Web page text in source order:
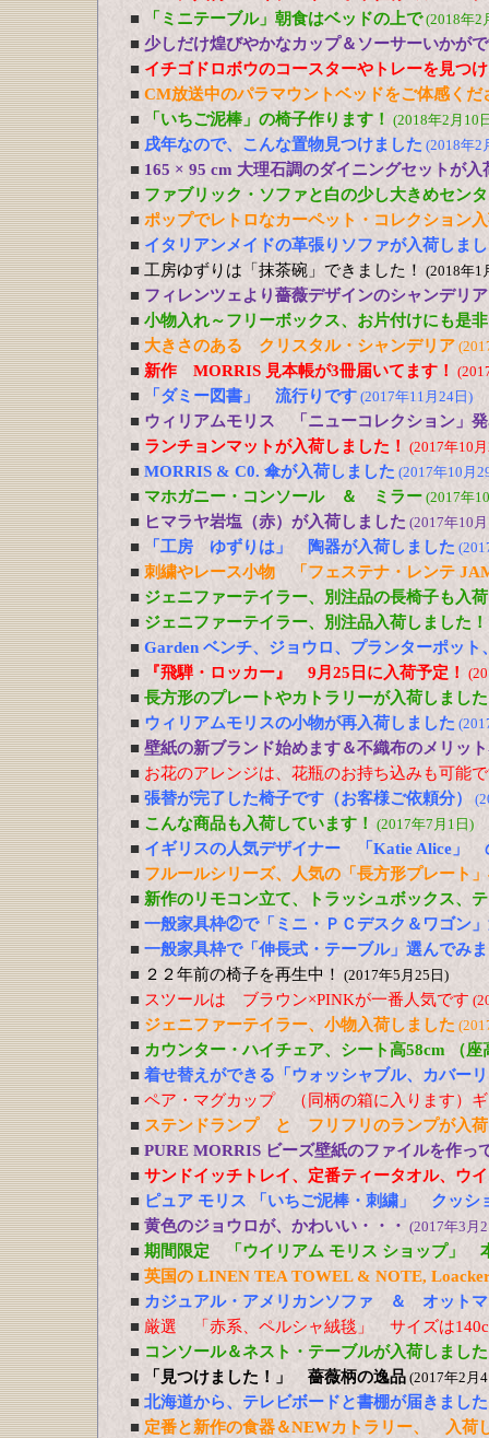
■
「ミニテーブル」朝食はベッドの上で(2018年2
■ 少しだけ煌びやかなカップ＆ソーサーいかが
■ イチゴドロボウのコースターやトレーを見つ
■ CM放送中のパラマウントベッドをご体感くだ
■
「いちご泥棒」の椅子作ります！ (2018年2月10
■ 戌年なので、こんな置物見つけました (2018年2
■ 165 × 95 cm 大理石調のダイニングセットが入
■ ファブリック・ソファと白の少し大きめセン
■ ポップでレトロなカーペット・コレクション
■ イタリアンメイドの革張りソファが入荷しま
■ 工房ゆずりは「抹茶碗」できました！ (2018年1
■ フィレンツェより薔薇デザインのシャンデリア
■ 小物入れ～フリーボックス、お片付けにも是
■ 大きさのある クリスタル・シャンデリア
■ 新作 MORRIS 見本帳が3冊届いてます！
■ 「ダミー図書」 流行りです (2017年11月24日)
■ ウィリアムモリス 「ニューコレクション」
■ ランチョンマットが入荷しました！ (2017年10
■ MORRIS & C0. 傘が入荷しました (2017年10月
■ マホガニー・コンソール ＆ ミラー (2017年
■ ヒマラヤ岩塩（赤）が入荷しました (2017年10
■ 「工房 ゆずりは」 陶器が入荷しました
■ 刺繍やレース小物 「フェステナ・レンテ
■ ジェニファーテイラー、別注品の長椅子も入
■ ジェニファーテイラー、別注品入荷しました！
■ Garden ベンチ、ジョウロ、プランターポット
■
『飛騨・ロッカー』 9月25日に入荷予定！
■ 長方形のプレートやカトラリーが入荷しました
■ ウィリアムモリスの小物が再入荷しました
■ 壁紙の新ブランド始めます＆不織布のメリッ
■ お花のアレンジは、花瓶のお持ち込みも可能
■ 張替が完了した椅子です（お客様ご依頼分）
■ こんな商品も入荷しています！ (2017年7月1日)
■ イギリスの人気デザイナー 「Katie Alice」
■ フルールシリーズ、人気の「長方形プレート
■ 新作のリモコン立て、トラッシュボックス、
■ 一般家具枠②で「ミニ・ＰＣデスク＆ワゴン
■ 一般家具枠で「伸長式・テーブル」選んでみ
■ ２２年前の椅子を再生中！ (2017年5月25日)
■ スツールは ブラウン×PINKが一番人気です
■ ジェニファーテイラー、小物入荷しました
■ カウンター・ハイチェア、シート高58cm （座
■ 着せ替えができる「ウォッシャブル、カバー
■ ペア・マグカップ （同柄の箱に入ります）
■ ステンドランプ と フリフリのランプが入荷
■ PURE MORRIS ビーズ壁紙のファイルを作っ
■ サンドイッチトレイ、定番ティータオル、ウ
■ ピュア モリス 「いちご泥棒・刺繍」 クッシ
■ 黄色のジョウロが、かわいい・・・ (2017年3月
■ 期間限定 「ウイリアム モリス ショップ」
■ 英国の LINEN TEA TOWEL & NOTE,
■ カジュアル・アメリカンソファ ＆ オット
■ 厳選 「赤系、ペルシャ絨毯」 サイズは
■ コンソール＆ネスト・テーブルが入荷しました
■ 「見つけました！」 薔薇柄の逸品 (2017年2月
■ 北海道から、テレビボードと書棚が届きました
■ 定番と新作の食器＆NEWカトラリー、 入荷